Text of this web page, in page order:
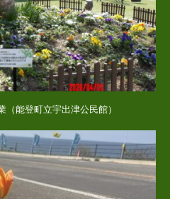
能登町立宇出津公民館）